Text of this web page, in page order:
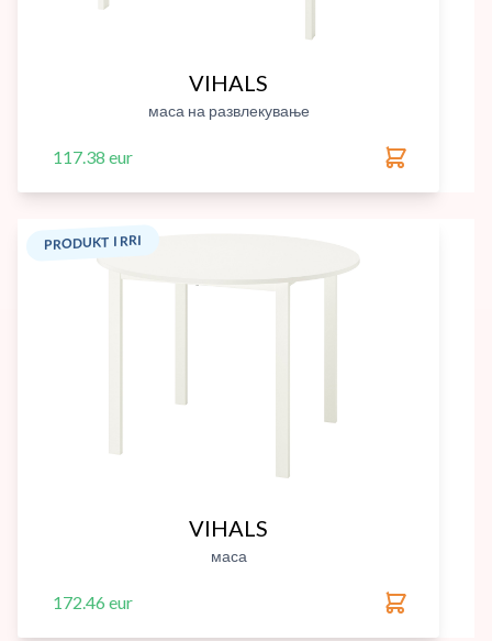
VIHALS
маса на развлекување
117.38 eur
PRODUKT I RRI
VIHALS
маса
172.46 eur